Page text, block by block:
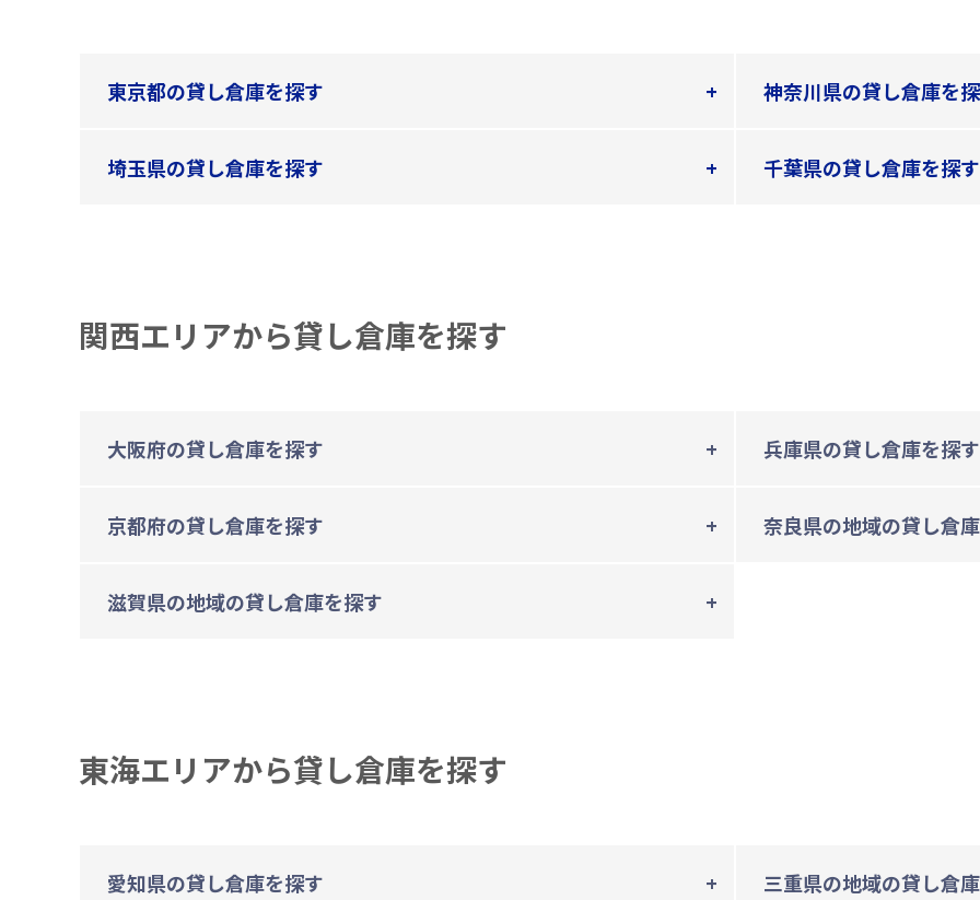
東京都の貸し倉庫を探す 神奈川県の貸し倉庫を
埼玉県の貸し倉庫を探す 千葉県の貸し倉庫を探す
関西エリアから貸し倉庫を探す
大阪府の貸し倉庫を探す 兵庫県の貸し倉庫を探す
京都府の貸し倉庫を探す 奈良県の地域の貸し倉
滋賀県の地域の貸し倉庫を探す
東海エリアから貸し倉庫を探す
愛知県の貸し倉庫を探す 三重県の地域の貸し倉